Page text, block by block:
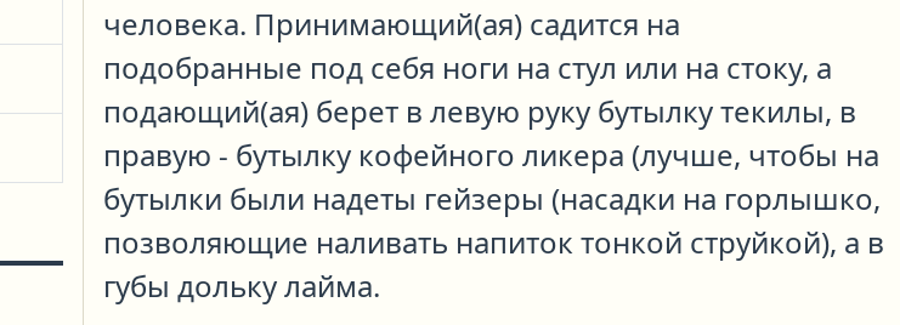
человека. Принимающий(ая) садится на
подобранные под себя ноги на стул или на стоку, а
подающий(ая) берет в левую руку бутылку текилы, в
правую - бутылку кофейного ликера (лучше, чтобы на
бутылки были надеты гейзеры (насадки на горлышко,
позволяющие наливать напиток тонкой струйкой), а в
губы дольку лайма.